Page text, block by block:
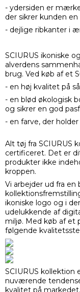
- ydersiden er
der sikrer kunden
- dejlige ribkanter i
SCIURUS ikoniske
alverdens
brug. Ved køb af et
- en høj kvalitet på
- en blød økologisk
og sikrer en god
- en farve, der
Alt tøj fra SCIURUS
certificeret. Det er
produkter ikke
kroppen.
Vi arbejder ud fra
ikoniske logo og i
udelukkende af
miljø. Med køb af et
følgende
SCIURUS
nuværende
kvalitet på